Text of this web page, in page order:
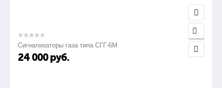
Сигнализаторы газа типа СГГ-6М
24 000 руб.